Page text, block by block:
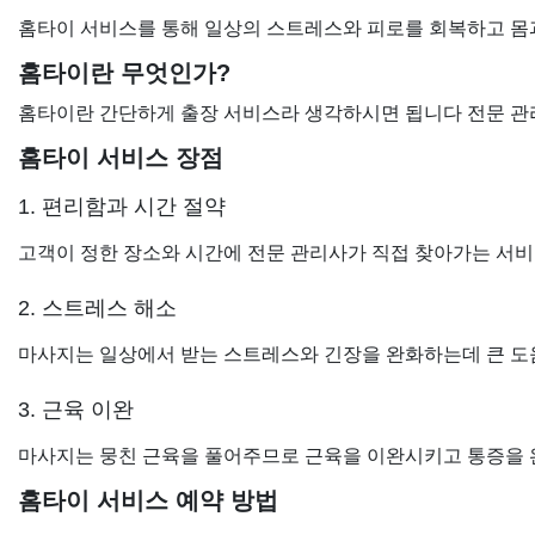
홈타이 서비스를 통해 일상의 스트레스와 피로를 회복하고
홈타이란 무엇인가?
홈타이란 간단하게 출장 서비스라 생각하시면 됩니다 전문
홈타이 서비스 장점
1. 편리함과 시간 절약
고객이 정한 장소와 시간에 전문 관리사가 직접 찾아가는 서
2. 스트레스 해소
마사지는 일상에서 받는 스트레스와 긴장을 완화하는데 큰 도
3. 근육 이완
마사지는 뭉친 근육을 풀어주므로 근육을 이완시키고 통증을
홈타이 서비스 예약 방법